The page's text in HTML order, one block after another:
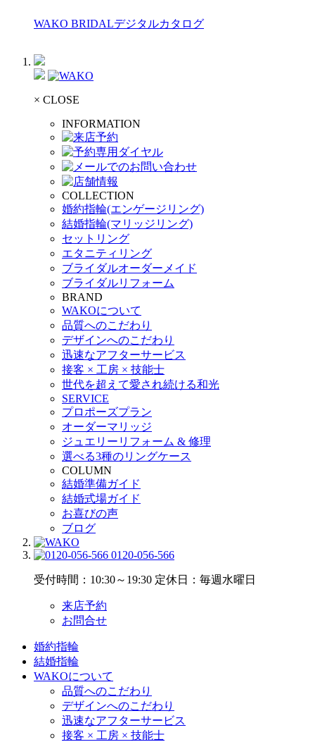
WAKO BRIDALデジタルカタログ
× CLOSE
INFORMATION
COLLECTION
婚約指輪(エンゲージリング)
結婚指輪(マリッジリング)
セットリング
エタニティリング
ブライダルオーダーメイド
ブライダルリフォーム
BRAND
WAKOについて
品質へのこだわり
デザインへのこだわり
迅速なアフターサービス
接客 × 工房 × 技能士
世代を超えて愛され続ける和光
SERVICE
プロポーズプラン
オーダーマリッジ
ジュエリーリフォーム & 修理
選べる3種のリングケース
COLUMN
結婚準備ガイド
結婚式場ガイド
お喜びの声
ブログ
0120-056-566
受付時間：10:30～19:30 定休日：毎週水曜日
来店予約
お問合せ
婚約指輪
結婚指輪
WAKOについて
品質へのこだわり
デザインへのこだわり
迅速なアフターサービス
接客 × 工房 × 技能士